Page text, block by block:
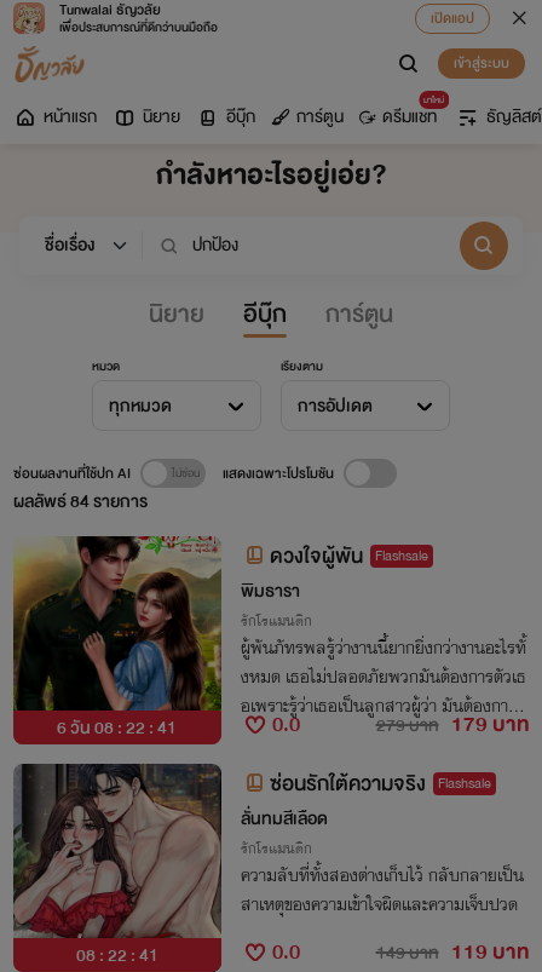
Tunwalai ธัญวลัย
เพื่อประสบการณ์ที่ดีกว่าบนมือถือ
เปิดแอป
เข้าสู่ระบบ
หน้าแรก นิยาย อีบุ๊ก การ์ตูน
มาใหม่
ดรีมแชท ธัญลิสต์
กำลังหาอะไรอยู่เอ่ย?
นิยาย อีบุ๊ก การ์ตูน
หมวด
ทุกหมวด
เรียงตาม
การอัปเดต
ผลลัพธ์84รายการ
ซ่อนผลงานที่ใช้ปก AI แสดงเฉพาะโปรโมชัน
6 วัน 08 : 22 : 41
ดวงใจผู้พัน Flashsale
พิมธารา
รักโรแมนติก
ผู้พันภัทรพลรู้ว่างานนี้ยากยิ่งกว่างานอะไรทั้
งหมด เธอไม่ปลอดภัยพวกมันต้องการตัวเธ
อเพราะรู้ว่าเธอเป็นลูกสาวผู้ว่า มันต้องการเ
ธอมาต่อรองกับทางการเพื่อปล่อยเสือป่านที่
0.0 279 บาท 179 บาท
08 : 22 : 41
ซ่อนรักใต้ความจริง Flashsale
ลั่นทมสีเลือด
รักโรแมนติก
ความลับที่ทั้งสองต่างเก็บไว้ กลับกลายเป็น
สาเหตุของความเข้าใจผิดและความเจ็บปวด
0.0 149 บาท 119 บาท